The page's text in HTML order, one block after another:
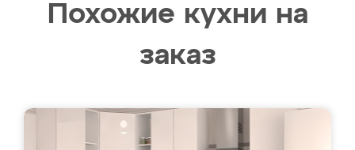
Похожие кухни на
заказ